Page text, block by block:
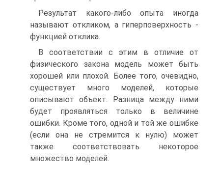
Результат какого-либо опыта иногда
называют откликом, а гиперповерхность -
функцией отклика.
В соответствии с этим в отличие от
физического закона модель может быть
хорошей или плохой. Более того, очевидно,
существует много моделей, которые
описывают объект. Разница между ними
будет проявляться только в величине
ошибки. Кроме того, одной и той же ошибке
(если она не стремится к нулю) может
также соответствовать некоторое
множество моделей.